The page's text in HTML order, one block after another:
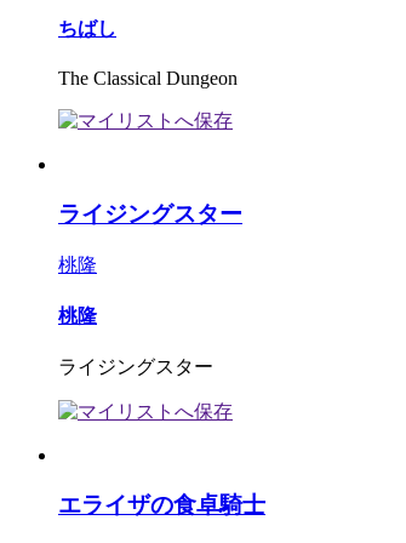
ちばし
The Classical Dungeon
ライジングスター
桃隆
桃隆
ライジングスター
エライザの食卓騎士